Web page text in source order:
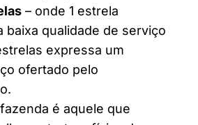
– onde 1 estrela
baixa qualidade de serviço
expressa um
ofertado pelo
é aquele que